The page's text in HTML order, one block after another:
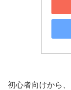
初心者向けから